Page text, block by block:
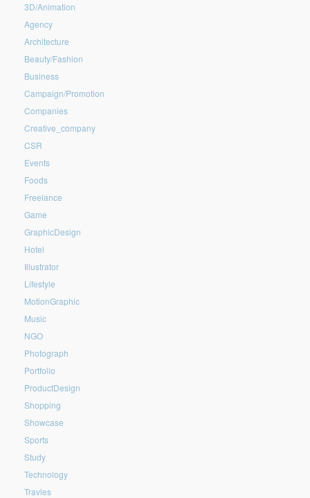
3D/Animation
Agency
Architecture
Beauty/Fashion
Business
Campaign/Promotion
Companies
Creative_company
CSR
Events
Foods
Freelance
Game
GraphicDesign
Hotel
Illustrator
Lifestyle
MotionGraphic
Music
NGO
Photograph
Portfolio
ProductDesign
Shopping
Showcase
Sports
Study
Technology
Travles